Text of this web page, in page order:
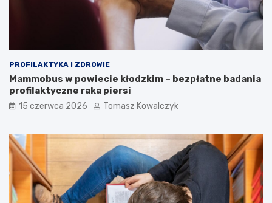
PROFILAKTYKA I ZDROWIE
Mammobus w powiecie kłodzkim – bezpłatne badania
profilaktyczne raka piersi
15 czerwca 2026 Tomasz Kowalczyk